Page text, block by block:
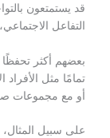
قد يستمتعون
التفاعل
بعضهم أكثر تحفظًا
تمامًا مثل الأفراد
أو مع مجموعات
على سبيل